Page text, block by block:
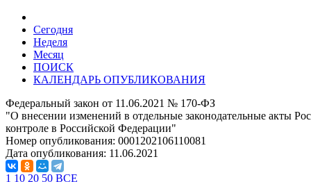
Сегодня
Неделя
Месяц
ПОИСК
КАЛЕНДАРЬ ОПУБЛИКОВАНИЯ
Федеральный закон от 11.06.2021 № 170-ФЗ
"О внесении изменений в отдельные законодательные акты
контроле в Российской Федерации"
Номер опубликования: 0001202106110081
Дата опубликования: 11.06.2021
1 10 20 50 ВСЕ